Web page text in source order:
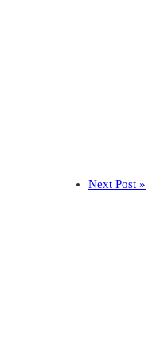
Next Post »